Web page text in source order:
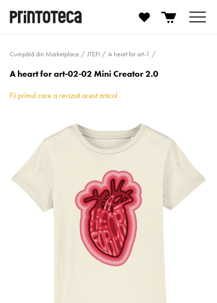
Cumpără din Marketplace JTEFI A heart for art-1
A heart for art-02-02 Mini Creator 2.0
Fii primul care a revizuit acest articol